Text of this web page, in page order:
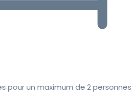
pour un maximum de 2 personnes